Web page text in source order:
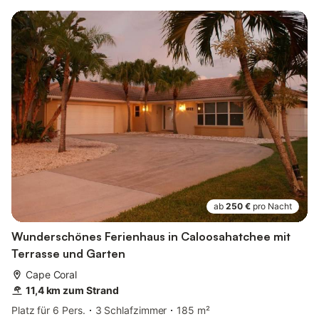
ab 250 € pro Nacht
Wunderschönes Ferienhaus in Caloosahatchee mit
Terrasse und Garten
Cape Coral
11,4 km zum Strand
Platz für 6 Pers.
3 Schlafzimmer
185 m²